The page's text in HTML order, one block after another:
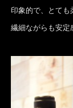
印象的で、とても
繊細ながらも安定